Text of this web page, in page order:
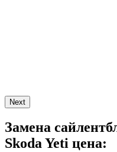
Next
Замена
Skoda Yeti цена: